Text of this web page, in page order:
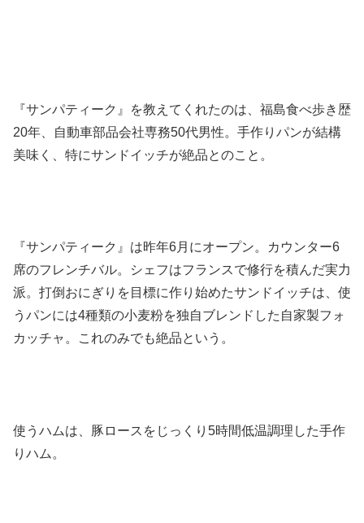
『サンパティーク』を教えてくれたのは、福島食べ歩き歴
20年、自動車部品会社専務50代男性。手作りパンが結構
美味く、特にサンドイッチが絶品とのこと。
『サンパティーク』は昨年6月にオープン。カウンター6
席のフレンチバル。シェフはフランスで修行を積んだ実力
派。打倒おにぎりを目標に作り始めたサンドイッチは、使
うパンには4種類の小麦粉を独自ブレンドした自家製フォ
カッチャ。これのみでも絶品という。
使うハムは、豚ロースをじっくり5時間低温調理した手作
りハム。